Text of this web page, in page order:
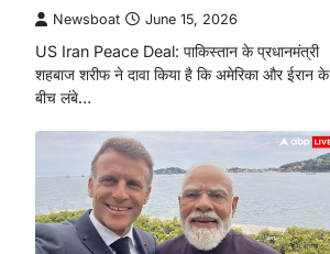
Newsboat June 15, 2026
US Iran Peace Deal: पाकिस्तान के प्रधानमंत्री
शहबाज शरीफ ने दावा किया है कि अमेरिका और ईरान के
बीच लंबे…